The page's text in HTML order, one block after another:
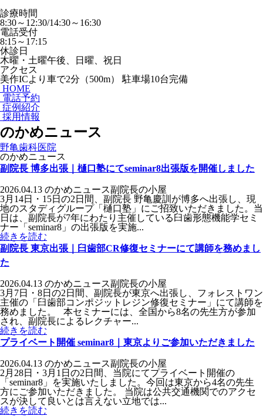
診療時間
8:30～12:30/14:30～16:30
電話受付
8:15～17:15
休診日
木曜・土曜午後、日曜、祝日
アクセス
美作ICより車で2分（500m） 駐車場10台完備
HOME
電話予約
症例紹介
採用情報
のかめニュース
野亀歯科医院
のかめニュース
副院長 博多出張｜樋口塾にてseminar8出張版を開催しました
2026.04.13 のかめニュース副院長の小屋
3月14日・15日の2日間、副院長 野亀慶訓が博多へ出張し、現
地のスタディグループ「樋口塾」にご招致いただきました。当
日は、副院長が7年にわたり主催している臼歯形態機能学セミ
ナー「seminar8」の出張版を実施...
続きを読む
副院長 東京出張｜臼歯部CR修復セミナーにて講師を務めまし
た
2026.04.13 のかめニュース副院長の小屋
3月7日・8日の2日間、副院長が東京へ出張し、フォレストワン
主催の「臼歯部コンポジットレジン修復セミナー」にて講師を
務めました。 本セミナーには、全国から8名の先生方が参加
され、副院長によるレクチャー...
続きを読む
プライベート開催 seminar8｜東京よりご参加いただきました
2026.04.13 のかめニュース副院長の小屋
2月28日・3月1日の2日間、当院にてプライベート開催の
「seminar8」を実施いたしました。今回は東京から4名の先生
方にご参加いただきました。 当院は公共交通機関でのアクセ
スが決して良いとは言えない立地では...
続きを読む